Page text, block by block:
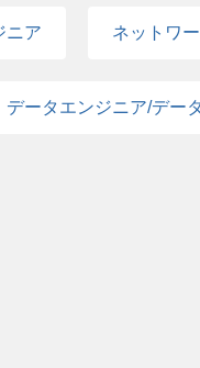
ニア ネットワ
データエンジニア/デー